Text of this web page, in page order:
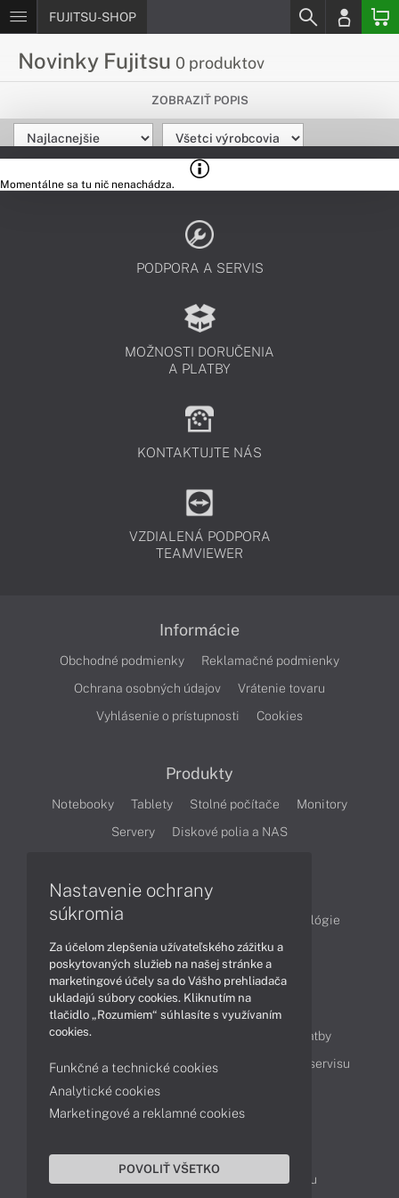
FUJITSU-SHOP
Novinky Fujitsu 0 produktov
Pozri si najnovšie produkty v našej
ponuke
Zaujímajú ťa nové produkty od Fujitsu? Tu nájdeš novinky
spomedzi produktov Fujitsu, nové modely, technológie a
zaujímavosti.
ZOBRAZIŤ POPIS
Momentálne sa tu nič nenachádza.
PODPORA A SERVIS
MOŽNOSTI DORUČENIA
A PLATBY
KONTAKTUJTE NÁS
VZDIALENÁ PODPORA
TEAMVIEWER
Informácie
Obchodné podmienky
Reklamačné podmienky
Ochrana osobných údajov
Vrátenie tovaru
Vyhlásenie o prístupnosti
Cookies
Produkty
Notebooky Tablety Stolné počítače
Monitory
Servery
Diskové polia a NAS
Články
Obchodné informácie
Technológie
Videá
Obsah
Ako nakupovať
Možnosti doručenia a platby
Podpora a servis
Servisné služby Cenník servisu
Kontakty
043 4224 771
Obchodné oddelenie
Reklamácia tovaru
Nastavenie ochrany
súkromia
Za účelom zlepšenia užívateľského zážitku a
poskytovaných služieb na našej stránke a
marketingové účely sa do Vášho prehliadača
ukladajú súbory cookies. Kliknutím na
tlačidlo „Rozumiem“ súhlasíte s využívaním
cookies.
Funkčné a technické cookies
Analytické cookies
Marketingové a reklamné cookies
POVOLIŤ VŠETKO